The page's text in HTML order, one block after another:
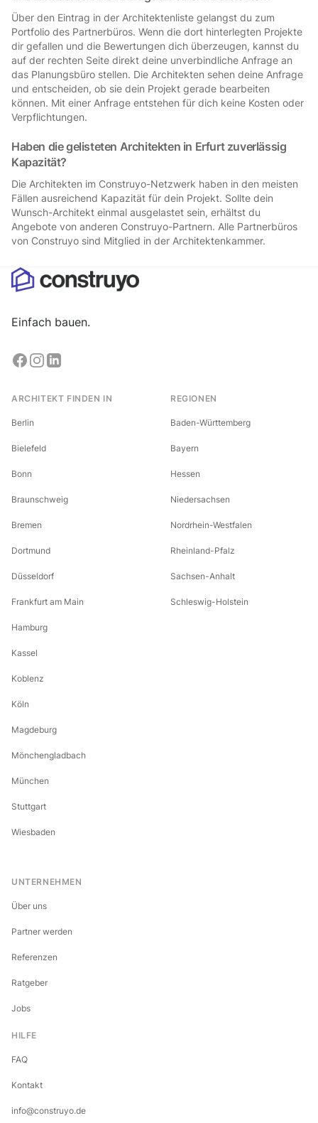
Über den Eintrag in der Architektenliste gelangst du zum
Portfolio des Partnerbüros. Wenn die dort hinterlegten Projekte
dir gefallen und die Bewertungen dich überzeugen, kannst du
auf der rechten Seite direkt deine unverbindliche Anfrage an
das Planungsbüro stellen. Die Architekten sehen deine Anfrage
und entscheiden, ob sie dein Projekt gerade bearbeiten
können. Mit einer Anfrage entstehen für dich keine Kosten oder
Verpflichtungen.
Haben die gelisteten Architekten in Erfurt zuverlässig
Kapazität?
Die Architekten im Construyo-Netzwerk haben in den meisten
Fällen ausreichend Kapazität für dein Projekt. Sollte dein
Wunsch-Architekt einmal ausgelastet sein, erhältst du
Angebote von anderen Construyo-Partnern. Alle Partnerbüros
von Construyo sind Mitglied in der Architektenkammer.
Einfach bauen.
ARCHITEKT FINDEN IN
Berlin
Bielefeld
Bonn
Braunschweig
Bremen
Dortmund
Düsseldorf
Frankfurt am Main
Hamburg
Kassel
Koblenz
Köln
Magdeburg
Mönchengladbach
München
Stuttgart
Wiesbaden
REGIONEN
Baden-Württemberg
Bayern
Hessen
Niedersachsen
Nordrhein-Westfalen
Rheinland-Pfalz
Sachsen-Anhalt
Schleswig-Holstein
UNTERNEHMEN
Über uns
Partner werden
Referenzen
Ratgeber
Jobs
HILFE
FAQ
Kontakt
info@construyo.de